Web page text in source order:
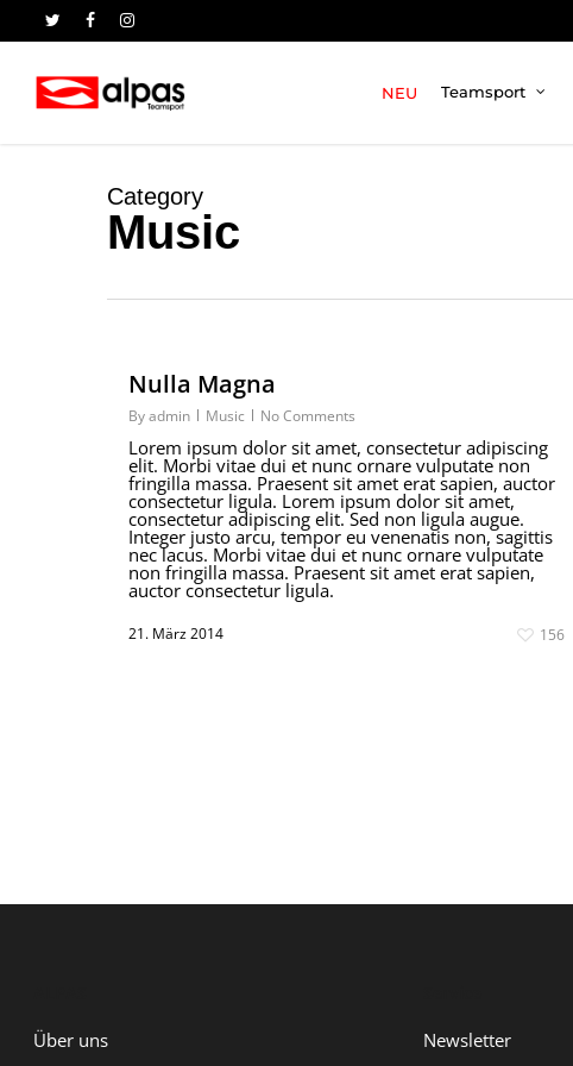
main
twitter facebookinstagram
NEU Teamsport
Category
Music
Nulla Magna
Byadmin Music No Comments
Lorem ipsum dolor sit amet, consectetur adipiscing
elit. Morbi vitae dui et nunc ornare vulputate non
fringilla massa. Praesent sit amet erat sapien, auctor
consectetur ligula. Lorem ipsum dolor sit amet,
consectetur adipiscing elit. Sed non ligula augue.
Integer justo arcu, tempor eu venenatis non, sagittis
nec lacus. Morbi vitae dui et nunc ornare vulputate
non fringilla massa. Praesent sit amet erat sapien,
auctor consectetur ligula.
21. März 2014 156
Über uns Newsletter